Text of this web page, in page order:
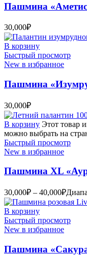
Пашмина
30,000₽
В корзину
Быстрый просмотр
New в избранное
Пашмина
30,000₽
В корзину Этот товар
можно выбрать на
Быстрый просмотр
New в избранное
Пашмина XL
30,000₽ – 40,000₽
В корзину
Быстрый просмотр
New в избранное
Пашмина